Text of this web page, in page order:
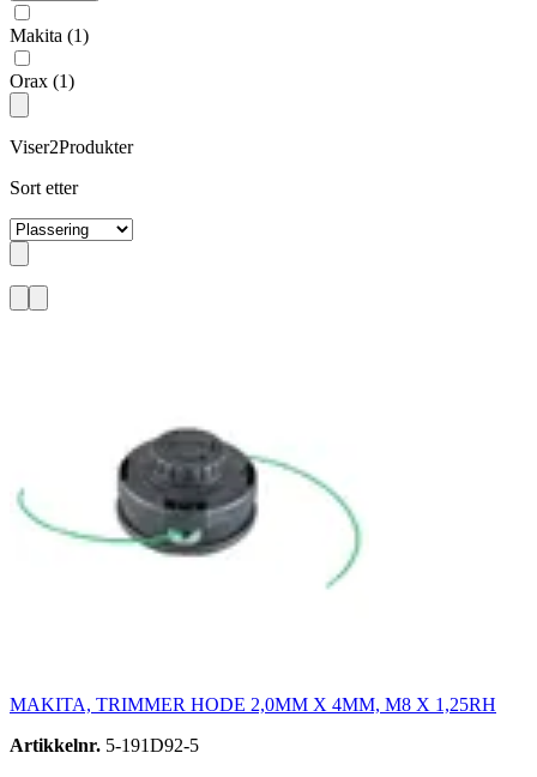
Makita (1)
Orax (1)
Viser2Produkter
Sort etter
MAKITA, TRIMMER HODE 2,0MM X 4MM, M8 X 1,25RH
Artikkelnr. 5-191D92-5